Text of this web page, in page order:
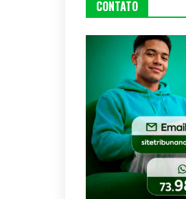
CONTATO